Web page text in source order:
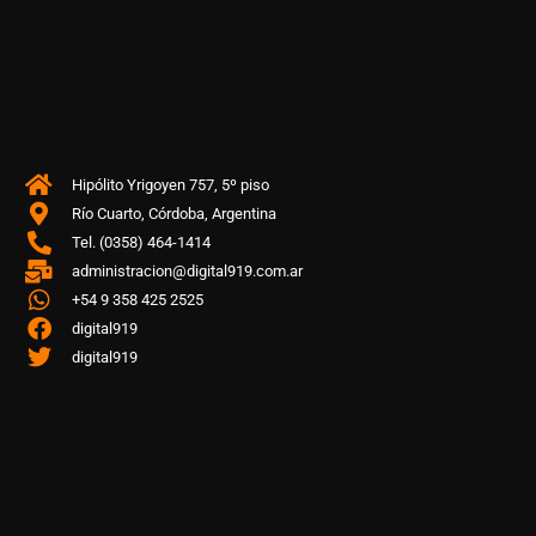
Hipólito Yrigoyen 757, 5º piso
Río Cuarto, Córdoba, Argentina
Tel. (0358) 464-1414
administracion@digital919.com.ar
+54 9 358 425 2525
digital919
digital919